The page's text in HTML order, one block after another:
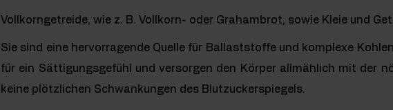
Vollkorngetreide, wie z. B. Vollkorn- oder Grahambrot, sowie Kleie und
Sie sind eine hervorragende Quelle für Ballaststoffe und komplexe
für ein Sättigungsgefühl und versorgen den Körper allmählich mit der
keine plötzlichen Schwankungen des Blutzuckerspiegels.